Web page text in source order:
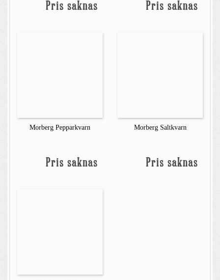
Pris saknas Pris saknas
Morberg Pepparkvarn
Pris saknas
Morberg Saltkvarn
Pris saknas